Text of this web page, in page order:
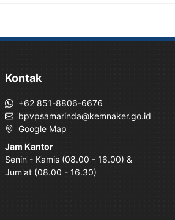
Kontak
+62 851-8806-6676
bpvpsamarinda@kemnaker.go.id
Google Map
Jam Kantor
Senin - Kamis (08.00 - 16.00) &
Jum'at (08.00 - 16.30)